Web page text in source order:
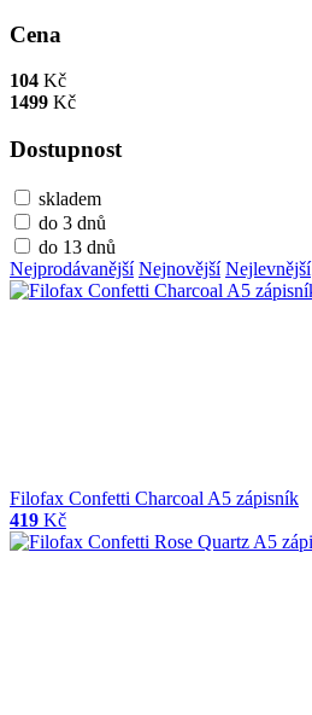
Cena
104 Kč
1499 Kč
Dostupnost
skladem
do 3 dnů
do 13 dnů
Nejprodávanější Nejnovější Nejlevnější
Filofax Confetti Charcoal A5 zápisník
419 Kč